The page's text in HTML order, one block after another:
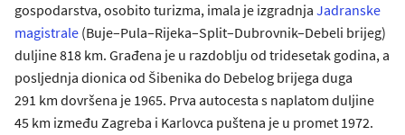
gospodarstva, osobito turizma, imala je izgradnja Jadranske
magistrale (Buje–Pula–Rijeka–Split–Dubrovnik–Debeli brijeg)
duljine 818 km. Građena je u razdoblju od tridesetak godina, a
posljednja dionica od Šibenika do Debelog brijega duga
291 km dovršena je 1965. Prva autocesta s naplatom duljine
45 km između Zagreba i Karlovca puštena je u promet 1972.